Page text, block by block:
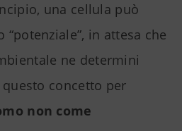
una cellula può
in attesa che
ne determini
concetto per
non come